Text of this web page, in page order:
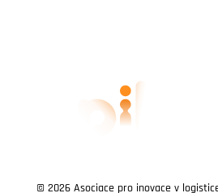
© 2026 Asociace pro inovace v